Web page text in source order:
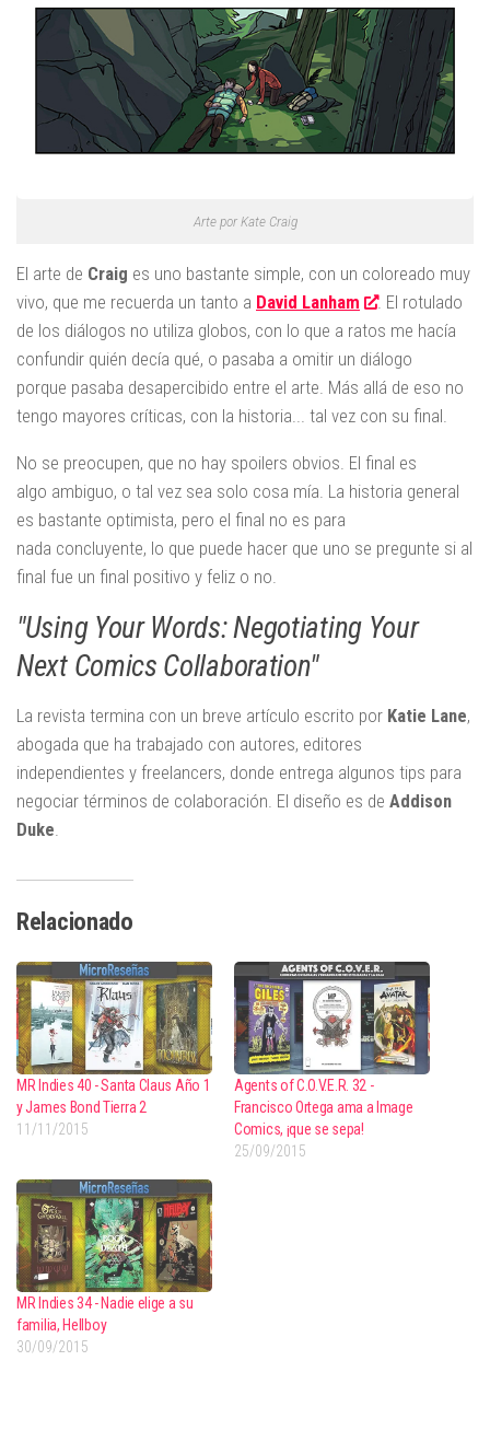
Arte por Kate Craig
El arte de Craig es uno bastante simple, con un coloreado muy
vivo, que me recuerda un tanto a David Lanham
. El rotulado
de los diálogos no utiliza globos, con lo que a ratos me hacía
confundir quién decía qué, o pasaba a omitir un diálogo
porque pasaba desapercibido entre el arte. Más allá de eso no
tengo mayores críticas, con la historia... tal vez con su final.
No se preocupen, que no hay spoilers obvios. El final es
algo ambiguo, o tal vez sea solo cosa mía. La historia general
es bastante optimista, pero el final no es para
nada concluyente, lo que puede hacer que uno se pregunte si al
final fue un final positivo y feliz o no.
"Using Your Words: Negotiating Your
Next Comics Collaboration"
La revista termina con un breve artículo escrito por Katie Lane,
abogada que ha trabajado con autores, editores
independientes y freelancers, donde entrega algunos tips para
negociar términos de colaboración. El diseño es de Addison
Duke
Relacionado
MR Indies 40 - Santa Claus Año 1
y James Bond Tierra 2
11/11/2015
Agents of C.O.V.E.R. 32 -
Francisco Ortega ama a Image
Comics, ¡que se sepa!
25/09/2015
MR Indies 34 - Nadie elige a su
familia, Hellboy
30/09/2015